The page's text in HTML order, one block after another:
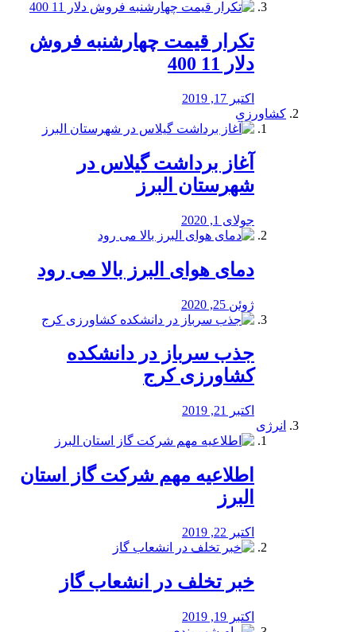
تکرار قیمت چهارشنبه فروش
دلار 11 400
اکتبر 17, 2019
کشاورزی
آغاز برداشت گیلاس در
شهرستان البرز
جولای 1, 2020
دمای هوای البرز بالا می رود
ژوئن 25, 2020
جذب سرباز در دانشکده
کشاورزی کرج
اکتبر 21, 2019
انرژی
️اطلاعیه مهم شرکت گاز استان
البرز
اکتبر 22, 2019
خبر تخلف در انشعاب گاز
اکتبر 19, 2019